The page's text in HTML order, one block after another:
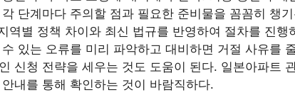
단계마다 주의할 점과 필요한 준비물을 꼼꼼히 챙
역별 정책 차이와 최신 법규를 반영하여 절차를 진행
있는 오류를 미리 파악하고 대비하면 거절 사유를
신청 전략을 세우는 것도 도움이 된다. 일본아파트
내를 통해 확인하는 것이 바람직하다.